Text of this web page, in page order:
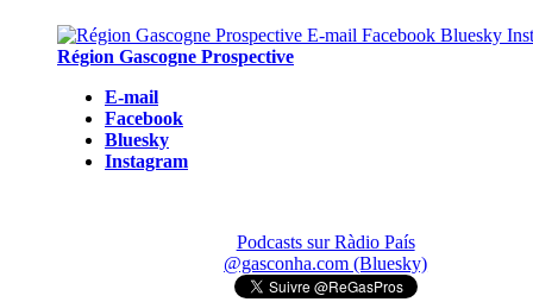
Région Gascogne Prospective
E-mail
Facebook
Bluesky
Instagram
Podcasts sur Ràdio País
@gasconha.com (Bluesky)